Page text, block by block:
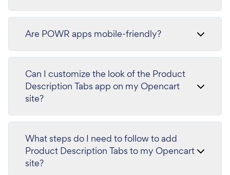
Are POWR apps mobile-friendly?
Can I customize the look of the Product
Description Tabs app on my Opencart
site?
What steps do I need to follow to add
Product Description Tabs to my Opencart
site?